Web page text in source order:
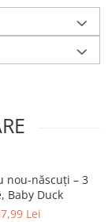
nou-născuți – 3
Baby Duck
Lei